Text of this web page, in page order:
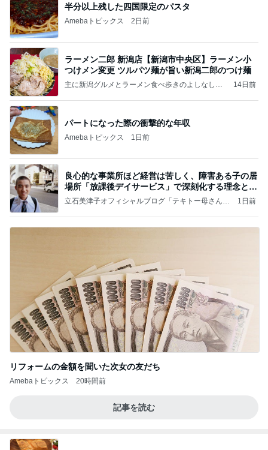
半分以上残した四国限定のパスタ
Amebaトピックス 2日前
ラーメン二郎 新潟店【新潟市中央区】ラーメン小
つけメン変更 ツルパツ麺が旨い新潟二郎のつけ麺
主に新潟グルメとラーメン食べ歩きのよしなしご
14日前
パートになった際の衝撃的な年収
Amebaトピックス 1日前
良心的な事業所ほど経営は苦しく、障害ある子の居
場所「放課後デイサービス」で深刻化する理念と現
実の
立石美津子オフィシャルブログ「テキトー母さんの
1日前
リフォームの金額を聞いた次女の友だち
Amebaトピックス 20時間前
記事を読む